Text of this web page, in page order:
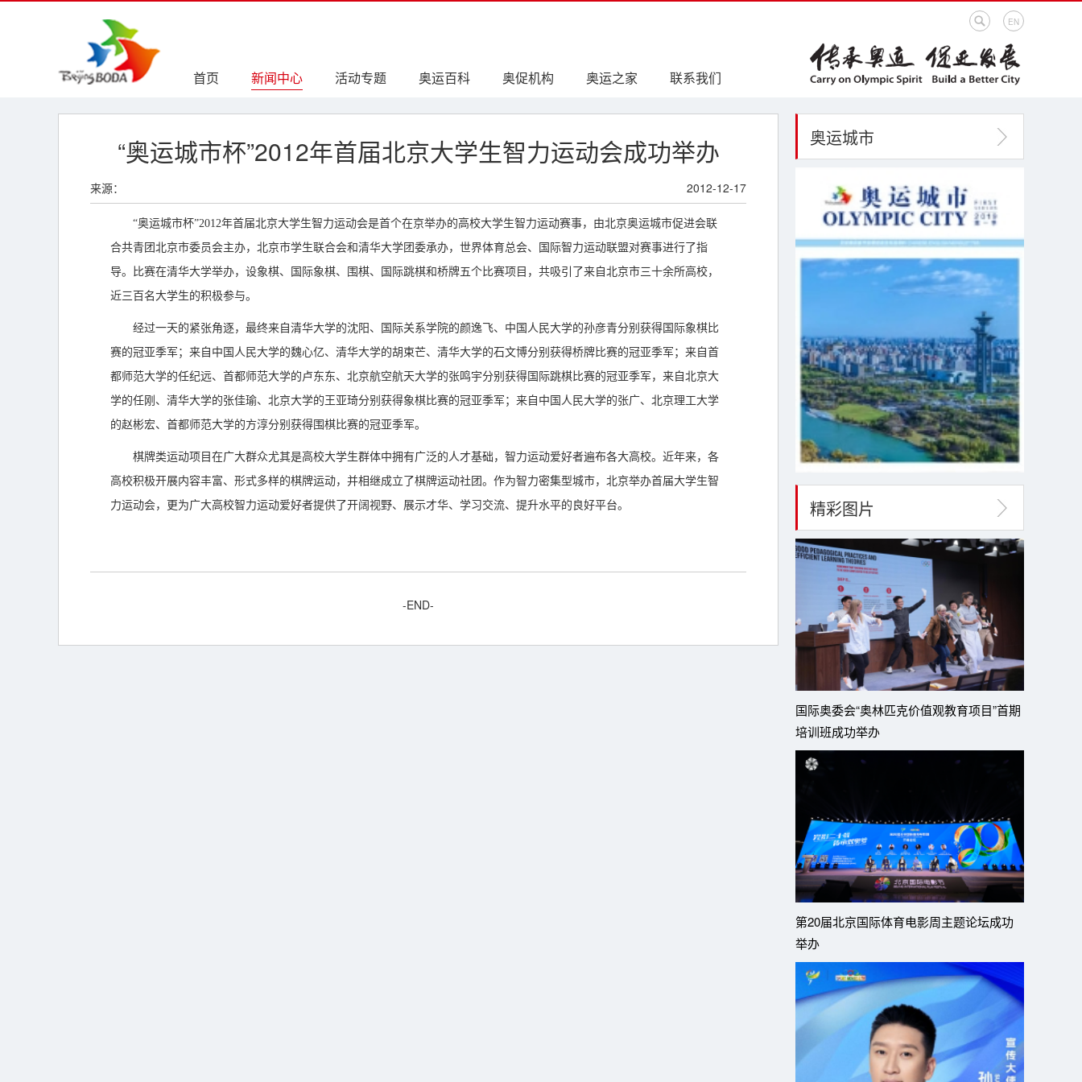
EN
首页 新闻中心 活动专题 奥运百科 奥促机构 奥运之家 联系我们
“奥运城市杯”2012年首届北京大学生智力运动会成功举办
来源： 2012-12-17
“奥运城市杯”2012年首届北京大学生智力运动会是首个在京举办的高校大学生智力运动赛事，由北京奥运城市促进会联
合共青团北京市委员会主办，北京市学生联合会和清华大学团委承办，世界体育总会、国际智力运动联盟对赛事进行了指
导。比赛在清华大学举办，设象棋、国际象棋、围棋、国际跳棋和桥牌五个比赛项目，共吸引了来自北京市三十余所高校，
近三百名大学生的积极参与。
经过一天的紧张角逐，最终来自清华大学的沈阳、国际关系学院的颜逸飞、中国人民大学的孙彦青分别获得国际象棋比
赛的冠亚季军；来自中国人民大学的魏心亿、清华大学的胡束芒、清华大学的石文博分别获得桥牌比赛的冠亚季军；来自首
都师范大学的任纪远、首都师范大学的卢东东、北京航空航天大学的张鸣宇分别获得国际跳棋比赛的冠亚季军，来自北京大
学的任刚、清华大学的张佳瑜、北京大学的王亚琦分别获得象棋比赛的冠亚季军；来自中国人民大学的张广、北京理工大学
的赵彬宏、首都师范大学的方淳分别获得围棋比赛的冠亚季军。
棋牌类运动项目在广大群众尤其是高校大学生群体中拥有广泛的人才基础，智力运动爱好者遍布各大高校。近年来，各
高校积极开展内容丰富、形式多样的棋牌运动，并相继成立了棋牌运动社团。作为智力密集型城市，北京举办首届大学生智
力运动会，更为广大高校智力运动爱好者提供了开阔视野、展示才华、学习交流、提升水平的良好平台。
-END-
奥运城市
精彩图片
国际奥委会“奥林匹克价值观教育项目”首期
培训班成功举办
第20届北京国际体育电影周主题论坛成功
举办